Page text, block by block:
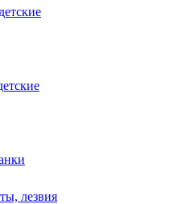
лезвия